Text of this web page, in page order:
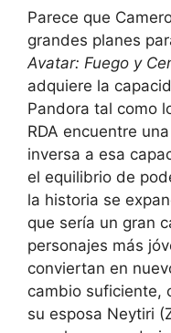
Parece que
grandes planes
Avatar: Fuego y
adquiere la
Pandora tal como
RDA encuentre
inversa a esa
el equilibrio de
la historia se
que sería un gran
personajes más
conviertan en
cambio suficiente,
su esposa Neytiri